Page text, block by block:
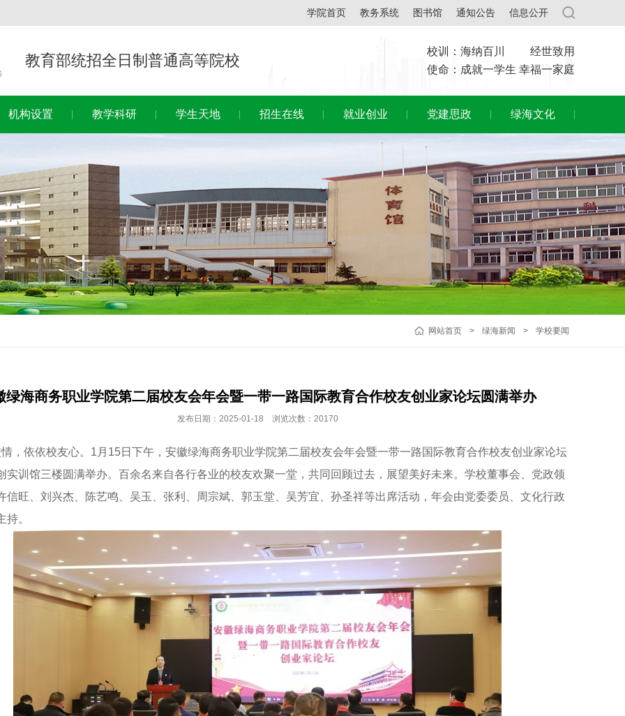
学院首页 教务系统 图书馆 通知公告 信息公开
教育部统招全日制普通高等院校
校训：海纳百川 经世致用
使命：成就一学生 幸福一家庭
机构设置 教学科研 学生天地 招生在线 就业创业 党建思政 绿海文化
网站首页 > 绿海新闻 > 学校要闻
绿海商务职业学院第二届校友会年会暨一带一路国际教育合作校友创业家论坛圆满举办
发布日期：2025-01-18 浏览次数：20170
依依校友心。1月15日下午，安徽绿海商务职业学院第二届校友会年会暨一带一路国际教育合作校友创业家论坛
实训馆三楼圆满举办。百余名来自各行各业的校友欢聚一堂，共同回顾过去，展望美好未来。学校董事会、党政领
信旺、刘兴杰、陈艺鸣、吴玉、张利、周宗斌、郭玉堂、吴芳宜、孙圣祥等出席活动，年会由党委委员、文化行政
持。